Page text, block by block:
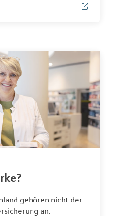
gehören nicht der
an.